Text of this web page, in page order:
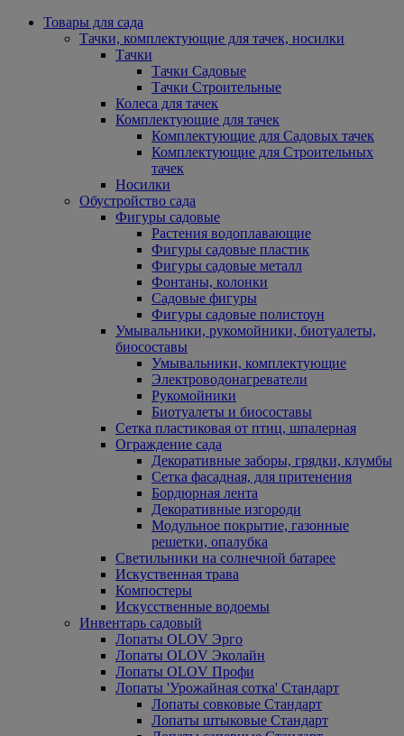
Товары для сада
Тачки, комплектующие для тачек, носилки
Тачки
Тачки Садовые
Тачки Строительные
Колеса для тачек
Комплектующие для тачек
Комплектующие для Садовых тачек
Комплектующие для Строительных
тачек
Носилки
Обустройство сада
Фигуры садовые
Растения водоплавающие
Фигуры садовые пластик
Фигуры садовые металл
Фонтаны, колонки
Садовые фигуры
Фигуры садовые полистоун
Умывальники, рукомойники, биотуалеты,
биосоставы
Умывальники, комплектующие
Электроводонагреватели
Рукомойники
Биотуалеты и биосоставы
Сетка пластиковая от птиц, шпалерная
Ограждение сада
Декоративные заборы, грядки, клумбы
Сетка фасадная, для притенения
Бордюрная лента
Декоративные изгороди
Модульное покрытие, газонные
решетки, опалубка
Светильники на солнечной батарее
Искуственная трава
Компостеры
Искусственные водоемы
Инвентарь садовый
Лопаты OLOV Эрго
Лопаты OLOV Эколайн
Лопаты OLOV Профи
Лопаты 'Урожайная сотка' Стандарт
Лопаты совковые Стандарт
Лопаты штыковые Стандарт